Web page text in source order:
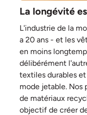
La longévité
L'industrie de la
a 20 ans - et les
en moins
délibérément
textiles durables
mode jetable. Nos
de matériaux
objectif de créer